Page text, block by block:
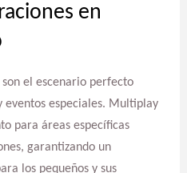
en
el escenario perfecto
eventos especiales. Multiplay
para áreas específicas
garantizando un
los pequeños y sus